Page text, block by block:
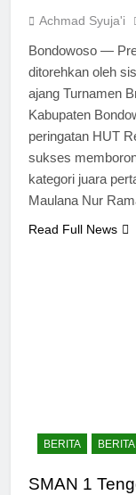
Achmad Syuja'i
Bondowoso —
ditorehkan oleh
ajang Turnamen
Kabupaten
peringatan HUT
sukses
kategori juara
Maulana Nur
Read Full News
BERITA
SMAN 1